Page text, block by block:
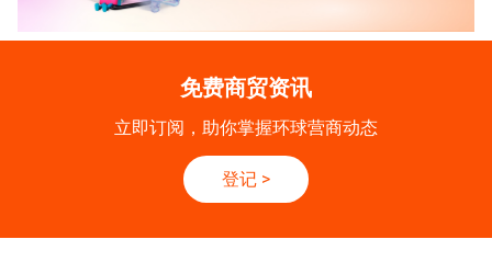
免费商贸资讯
立即订阅，助你掌握环球营商动态
登记 >